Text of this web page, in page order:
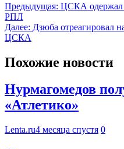
Предыдущая: ЦСКА одержал
РПЛ
Далее: Дзюба отреагировал
ЦСКА
Похожие новости
Нурмагомедов
«Атлетико»
Lenta.ru4 месяца спустя 0